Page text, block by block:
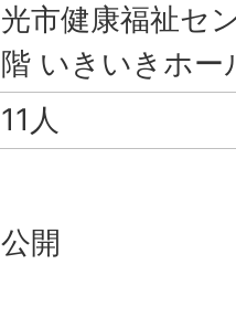
光市健康福祉セ
階 いきいきホー
11人
公開